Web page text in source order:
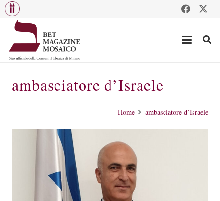
ambasciatore d’Israele
Home ambasciatore d’Israele